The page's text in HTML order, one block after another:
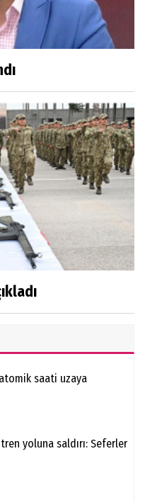
saati uzaya
yoluna saldırı: Seferler